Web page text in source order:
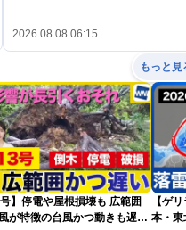
2026.08.08 06:15
もっと見
号】停電や屋根損壊も 広範囲
が特徴の台風かつ動きも遅く
【ゲ
本・東